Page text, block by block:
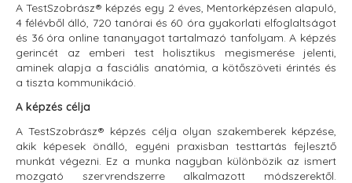
A TestSzobrász® képzés egy 2 éves, Mentorképzésen alapuló,
4 félévből álló, 720 tanórai és 60 óra gyakorlati elfoglaltságot
és 36 óra online tananyagot tartalmazó tanfolyam. A képzés
gerincét az emberi test holisztikus megismerése jelenti,
aminek alapja a fasciális anatómia, a kötőszöveti érintés és
a tiszta kommunikáció.
A képzés célja
A TestSzobrász® képzés célja olyan szakemberek képzése,
akik képesek önálló, egyéni praxisban testtartás fejlesztő
munkát végezni. Ez a munka nagyban különbözik az ismert
mozgató szervrendszerre alkalmazott módszerektől.